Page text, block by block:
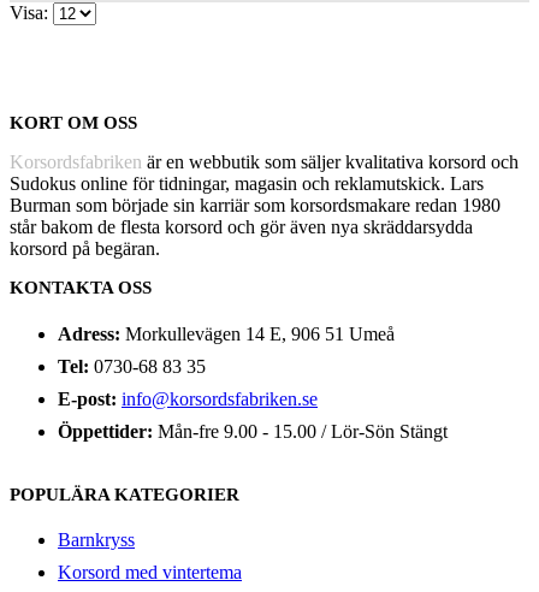
Visa:
KORT OM OSS
Korsordsfabriken är en webbutik som säljer kvalitativa korsord och
Sudokus online för tidningar, magasin och reklamutskick. Lars
Burman som började sin karriär som korsordsmakare redan 1980
står bakom de flesta korsord och gör även nya skräddarsydda
korsord på begäran.
KONTAKTA OSS
Adress: Morkullevägen 14 E, 906 51 Umeå
Tel: 0730-68 83 35
E-post: info@korsordsfabriken.se
Öppettider: Mån-fre 9.00 - 15.00 / Lör-Sön Stängt
POPULÄRA KATEGORIER
Barnkryss
Korsord med vintertema